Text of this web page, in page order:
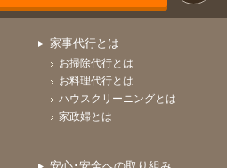
家事代行とは
お掃除代行とは
お料理代行とは
ハウスクリーニングとは
家政婦とは